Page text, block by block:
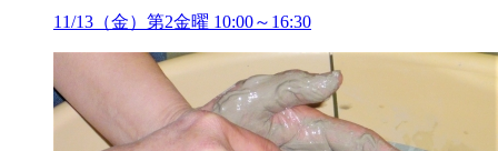
11/13（金）第2金曜 10:00～16:30